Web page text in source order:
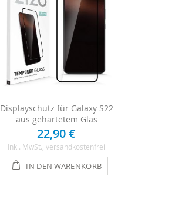
Displayschutz für Galaxy S22
aus gehärtetem Glas
22,90 €
Inkl. MwSt., versandkostenfrei
IN DEN WARENKORB